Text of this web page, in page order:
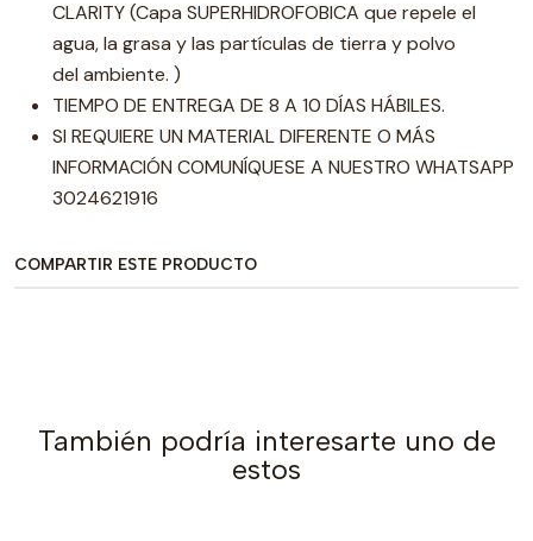
CLARITY (Capa SUPERHIDROFOBICA que repele el
agua, la grasa y las partículas de tierra y polvo
del ambiente. )
TIEMPO DE ENTREGA DE 8 A 10 DÍAS HÁBILES.
SI REQUIERE UN MATERIAL DIFERENTE O MÁS
INFORMACIÓN COMUNÍQUESE A NUESTRO WHATSAPP
3024621916
COMPARTIR ESTE PRODUCTO
También podría interesarte uno de
estos